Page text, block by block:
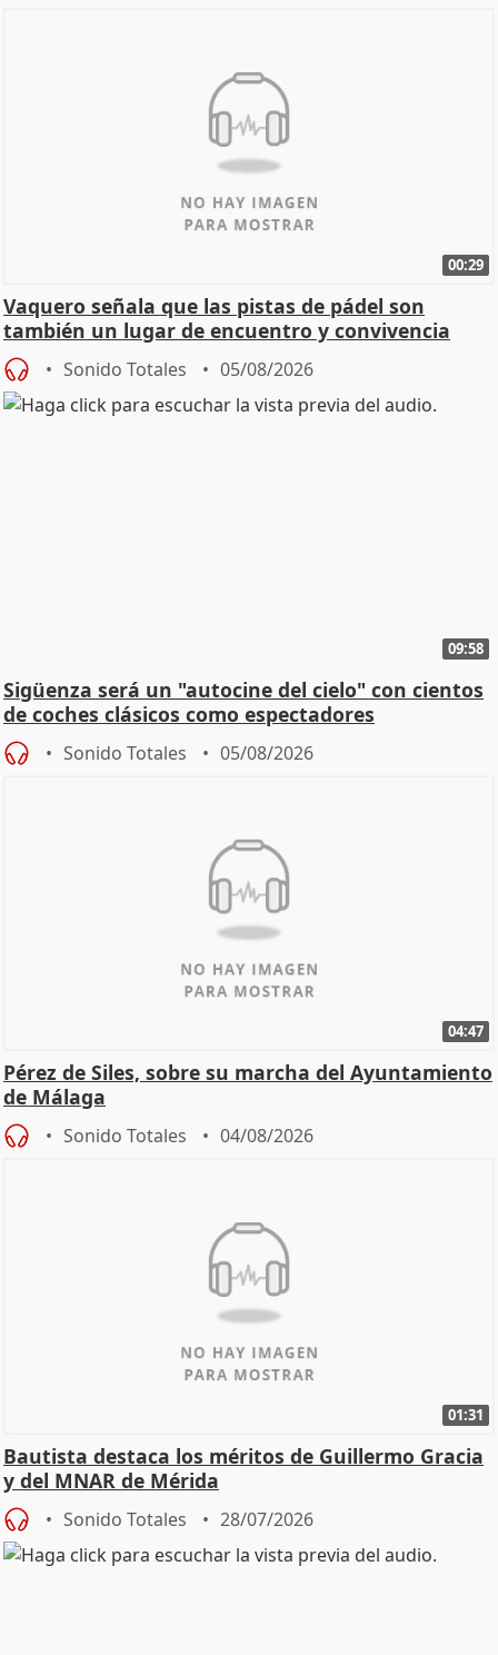
00:29
Vaquero señala que las pistas de pádel son
también un lugar de encuentro y convivencia
Sonido Totales 05/08/2026
09:58
Sigüenza será un "autocine del cielo" con cientos
de coches clásicos como espectadores
Sonido Totales 05/08/2026
04:47
Pérez de Siles, sobre su marcha del Ayuntamiento
de Málaga
Sonido Totales 04/08/2026
01:31
Bautista destaca los méritos de Guillermo Gracia
y del MNAR de Mérida
Sonido Totales 28/07/2026